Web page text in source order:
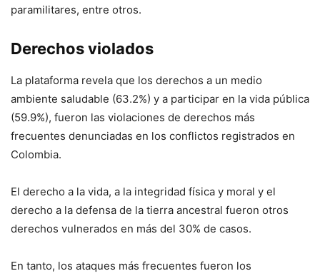
paramilitares, entre otros.
Derechos violados
La plataforma revela que los derechos a un medio
ambiente saludable (63.2%) y a participar en la vida pública
(59.9%), fueron las violaciones de derechos más
frecuentes denunciadas en los conflictos registrados en
Colombia.
El derecho a la vida, a la integridad física y moral y el
derecho a la defensa de la tierra ancestral fueron otros
derechos vulnerados en más del 30% de casos.
En tanto, los ataques más frecuentes fueron los